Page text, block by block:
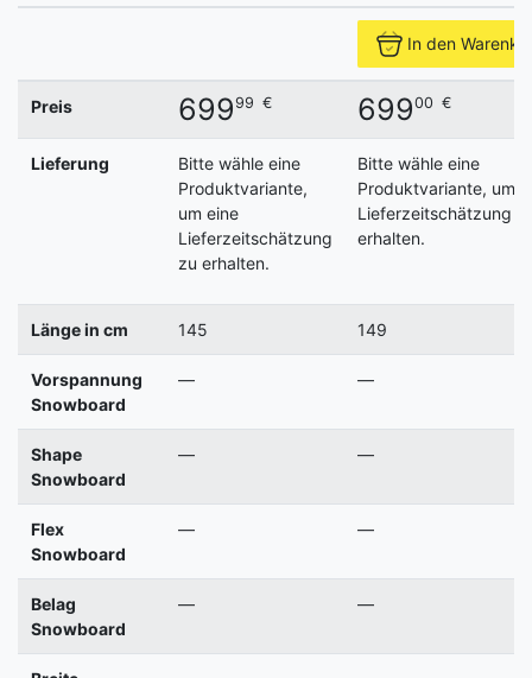
In den
Preis 69999 € 69900 €
Lieferung
Bitte wähle eine
Produktvariante,
um eine
Lieferzeitschätzung
zu erhalten.
Bitte wähle eine
Produktvariante, um
Lieferzeitschätzung
erhalten.
Länge in cm 145 149
Vorspannung
Snowboard
— —
Shape
Snowboard
— —
Flex
Snowboard
— —
Belag
Snowboard
— —